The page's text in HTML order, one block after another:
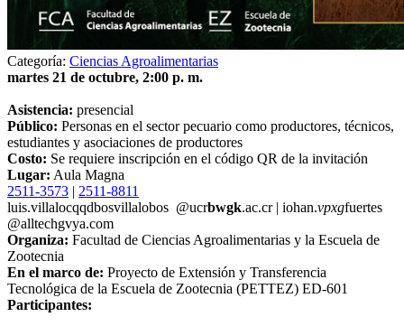
Categoría: Ciencias Agroalimentarias
martes 21 de octubre, 2:00 p. m.
Asistencia: presencial
Público: Personas en el sector pecuario como productores, técnicos,
estudiantes y asociaciones de productores
Costo: Se requiere inscripción en el código QR de la invitación
Lugar: Aula Magna
2511-3573 | 2511-8811
luis.villalocqqdbosvillalobos @ucrbwgk.ac.cr| iohan.vpxgfuertes
@alltechgvya.com
Organiza: Facultad de Ciencias Agroalimentarias y la Escuela de
Zootecnia
En el marco de: Proyecto de Extensión y Transferencia
Tecnológica de la Escuela de Zootecnia (PETTEZ) ED-601
Participantes: